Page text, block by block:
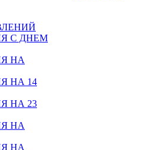
С ДНЕМ
НА
НА 14
НА 23
НА
НА